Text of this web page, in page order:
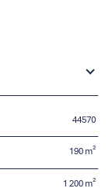
44570
190 m²
1 200 m²